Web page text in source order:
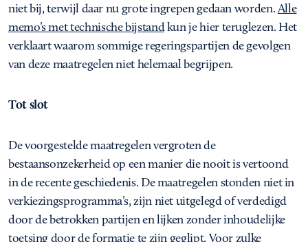
niet bij, terwijl daar nu grote ingrepen gedaan worden.Alle
memo’s met technische bijstandkun je hier teruglezen. Het
verklaart waarom sommige regeringspartijen de gevolgen
van deze maatregelen niet helemaal begrijpen.
Tot slot
De voorgestelde maatregelen vergroten de
bestaansonzekerheid op een manier die nooit is vertoond
in de recente geschiedenis. De maatregelen stonden niet in
verkiezingsprogramma’s, zijn niet uitgelegd of verdedigd
door de betrokken partijen en lijken zonder inhoudelijke
toetsing door de formatie te zijn geglipt. Voor zulke